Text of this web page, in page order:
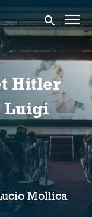
Submit
Hitler
Luigi
Mollica